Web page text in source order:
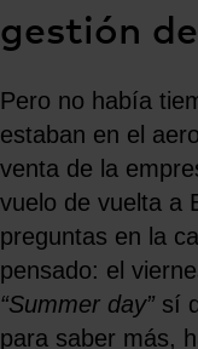
gestión
Pero no había
estaban en el
venta de la
vuelo de vuelta a
preguntas en la
pensado: el
“Summer day” sí
para saber más,